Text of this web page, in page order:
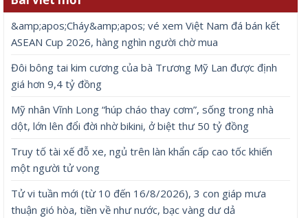
&amp;apos;Cháy&amp;apos; vé xem Việt Nam đá bán kết
ASEAN Cup 2026, hàng nghìn người chờ mua
Đôi bông tai kim cương của bà Trương Mỹ Lan được định
giá hơn 9,4 tỷ đồng
Mỹ nhân Vĩnh Long “húp cháo thay cơm”, sống trong nhà
dột, lớn lên đổi đời nhờ bikini, ở biệt thư 50 tỷ đồng
Truy tố tài xế đỗ xe, ngủ trên làn khẩn cấp cao tốc khiến
một người tử vong
Tử vi tuần mới (từ 10 đến 16/8/2026), 3 con giáp mưa
thuận gió hòa, tiền về như nước, bạc vàng dư dả